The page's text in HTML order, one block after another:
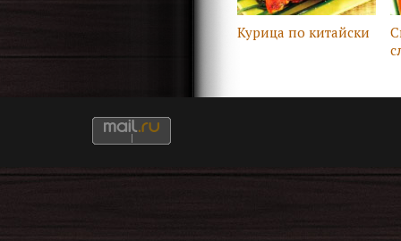
Курица по китайски